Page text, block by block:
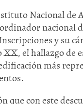
Nacional de
nacional
y su
el hallazgo de
más
que con este